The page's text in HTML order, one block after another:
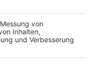
gebohrt.
laufen die
einem halben Jahr
geliefert und auf
montiert werden. Im
werden.